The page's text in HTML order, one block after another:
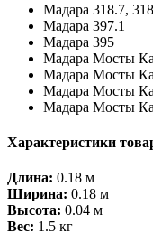
Мадара 318.7,
Мадара 397.1
Мадара 395
Мадара Мосты
Мадара Мосты
Мадара Мосты
Мадара Мосты
Характеристики
Длина: 0.18 м
Ширина: 0.18 м
Высота: 0.04 м
Вес: 1.5 кг